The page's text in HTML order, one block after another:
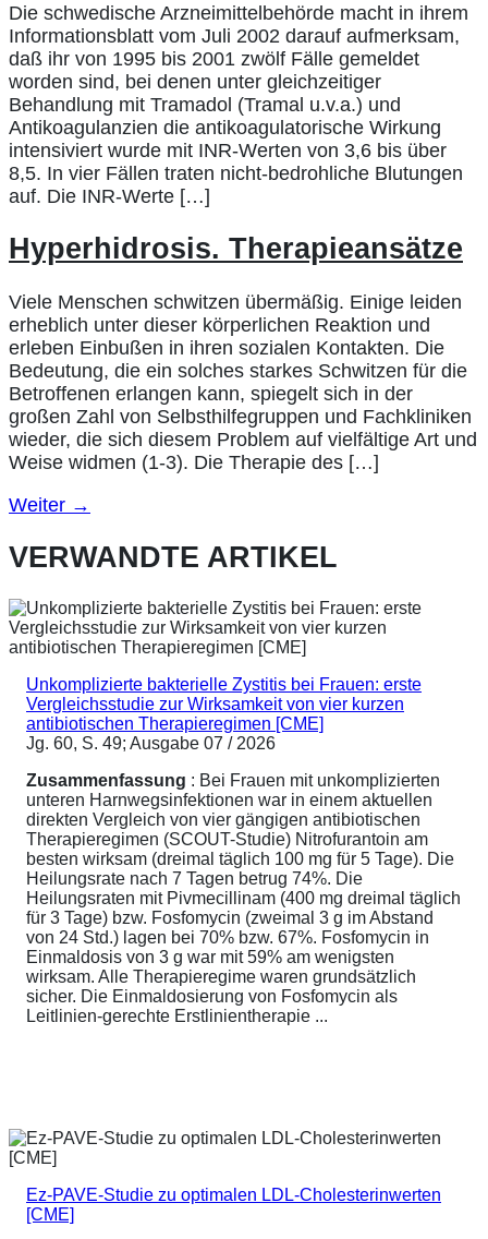
Die schwedische Arzneimittelbehörde macht in ihrem
Informationsblatt vom Juli 2002 darauf aufmerksam,
daß ihr von 1995 bis 2001 zwölf Fälle gemeldet
worden sind, bei denen unter gleichzeitiger
Behandlung mit Tramadol (Tramal u.v.a.) und
Antikoagulanzien die antikoagulatorische Wirkung
intensiviert wurde mit INR-Werten von 3,6 bis über
8,5. In vier Fällen traten nicht-bedrohliche Blutungen
auf. Die INR-Werte […]
Hyperhidrosis. Therapieansätze
Viele Menschen schwitzen übermäßig. Einige leiden
erheblich unter dieser körperlichen Reaktion und
erleben Einbußen in ihren sozialen Kontakten. Die
Bedeutung, die ein solches starkes Schwitzen für die
Betroffenen erlangen kann, spiegelt sich in der
großen Zahl von Selbsthilfegruppen und Fachkliniken
wieder, die sich diesem Problem auf vielfältige Art und
Weise widmen (1-3). Die Therapie des […]
Weiter →
VERWANDTE ARTIKEL
Unkomplizierte bakterielle Zystitis bei Frauen: erste
Vergleichsstudie zur Wirksamkeit von vier kurzen
antibiotischen Therapieregimen [CME]
Jg. 60, S. 49; Ausgabe 07 / 2026
Zusammenfassung : Bei Frauen mit unkomplizierten
unteren Harnwegsinfektionen war in einem aktuellen
direkten Vergleich von vier gängigen antibiotischen
Therapieregimen (SCOUT-Studie) Nitrofurantoin am
besten wirksam (dreimal täglich 100 mg für 5 Tage). Die
Heilungsrate nach 7 Tagen betrug 74%. Die
Heilungsraten mit Pivmecillinam (400 mg dreimal täglich
für 3 Tage) bzw. Fosfomycin (zweimal 3 g im Abstand
von 24 Std.) lagen bei 70% bzw. 67%. Fosfomycin in
Einmaldosis von 3 g war mit 59% am wenigsten
wirksam. Alle Therapieregime waren grundsätzlich
sicher. Die Einmaldosierung von Fosfomycin als
Leitlinien-gerechte Erstlinientherapie ...
Ez-PAVE-Studie zu optimalen LDL-Cholesterinwerten
[CME]